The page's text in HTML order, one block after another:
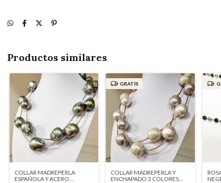
Productos similares
COLLAR MADREPERLA
ESPAÑOLA Y ACERO
GRATIS
COLLAR MADREPERLA Y
ENCHAPADO 3 COLORES